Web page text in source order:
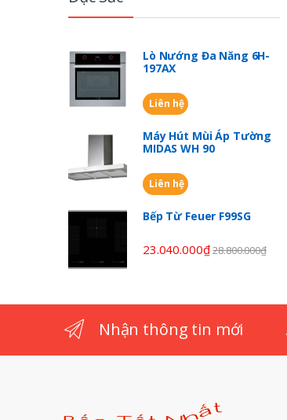
s
Lò Nướng Đa Năng 6H-
197AX
Liên hệ
Máy Hút Mùi Áp Tường
MIDAS WH 90
Liên hệ
Bếp Từ Feuer F99SG
23.040.000₫ 28.800.000₫
Nhận thông tin mới